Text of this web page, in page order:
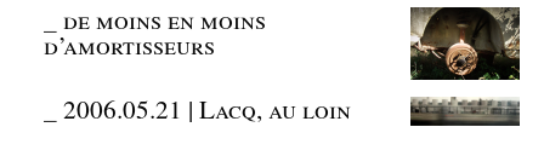
_de moins en moins
d’amortisseurs
_2006.05.21 | Lacq, au loin